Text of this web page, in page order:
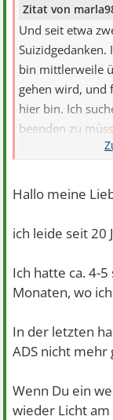
Zitat von
Und seit etwa
bin mittlerweile
gehen wird, und
hier bin. Ich
beenden zu
nehme Kontakt
immer mehr wie
Hallo meine
ich leide seit 20
Ich hatte ca. 4-
Monaten, wo
In der letzten
ADS nicht
Wenn Du ein
wieder Licht am